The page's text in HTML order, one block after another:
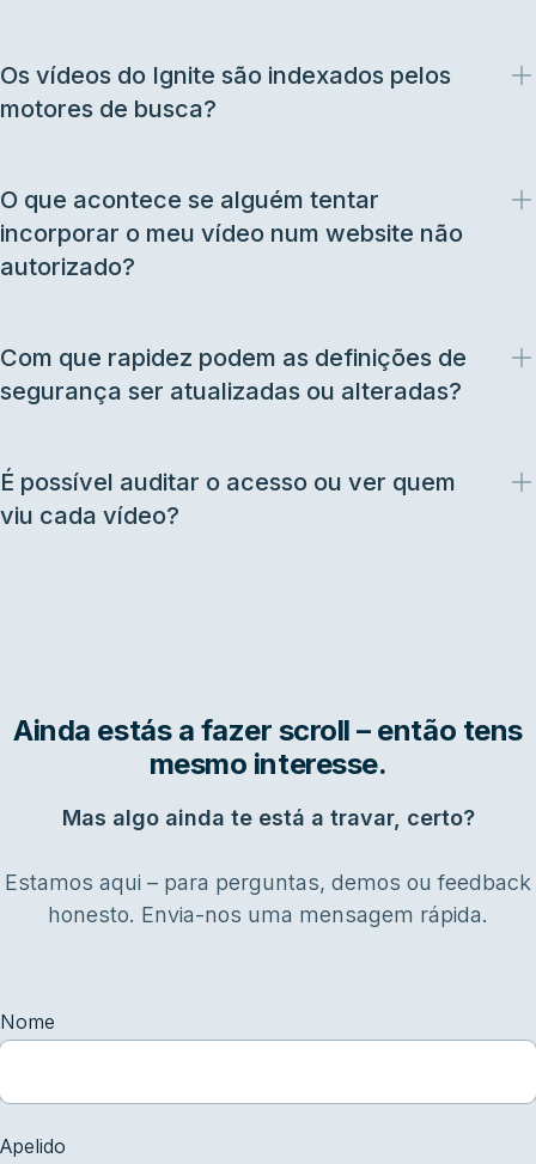
Os vídeos do Ignite são indexados pelos
motores de busca?
O que acontece se alguém tentar
incorporar o meu vídeo num website não
autorizado?
Com que rapidez podem as definições de
segurança ser atualizadas ou alteradas?
É possível auditar o acesso ou ver quem
viu cada vídeo?
Ainda estás a fazer scroll – então tens
mesmo interesse.
Mas algo ainda te está a travar, certo?
Estamos aqui – para perguntas, demos ou feedback
honesto. Envia-nos uma mensagem rápida.
Nome
Apelido